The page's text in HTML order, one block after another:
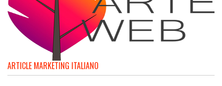
ARTICLE MARKETING ITALIANO